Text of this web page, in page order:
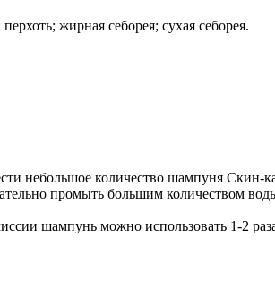
жирная себорея; сухая себорея.
небольшое количество шампуня Скин-
промыть большим количеством
шампунь можно использовать 1-2